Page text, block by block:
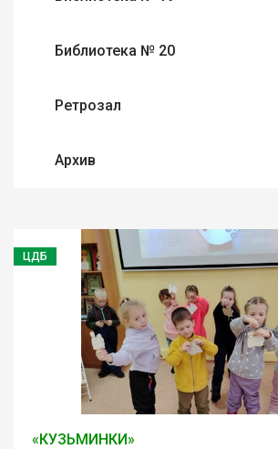
Библиотека № 20
Ретрозал
Архив
ЦДБ
«КУЗЬМИНКИ»